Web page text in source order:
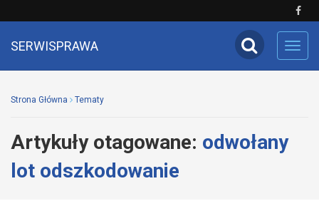
SERWISPRAWA
Strona Główna Tematy
Artykuły otagowane: odwołany
lot odszkodowanie